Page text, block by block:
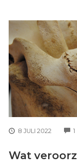
8 JULI 2022 1
Wat